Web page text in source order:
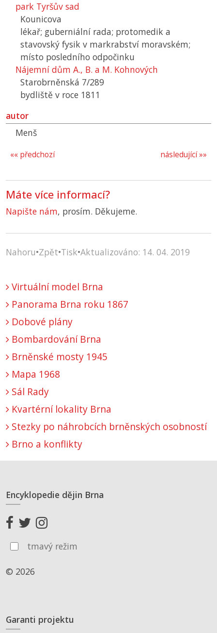
park Tyršův sad
Kounicova
lékař; guberniální rada; protomedik a
stavovský fysik v markrabství moravském;
místo posledního odpočinku
Nájemní dům A., B. a M. Kohnových
Starobrněnská 7/289
bydliště v roce 1811
autor
Menš
následující »»
«« předchozí
Máte více informací?
Napište nám, prosím. Děkujeme.
Nahoru•Zpět•Tisk•Aktualizováno: 14. 04. 2019
Virtuální model Brna
Panorama Brna roku 1867
Dobové plány
Bombardování Brna
Brněnské mosty 1945
Mapa 1968
Sál Rady
Kvartérní lokality Brna
Stezky po náhrobcích brněnských osobností
Brno a konflikty
Encyklopedie dějin Brna
tmavý režim
© 2026
Garanti projektu